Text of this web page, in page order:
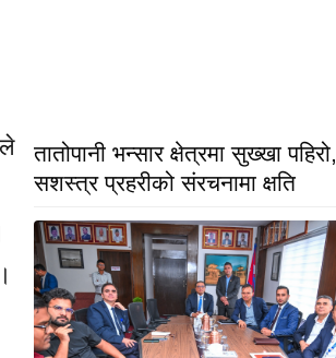
तातोपानी भन्सार क्षेत्रमा सुख्खा पहिरो,
सशस्त्र प्रहरीको संरचनामा क्षति